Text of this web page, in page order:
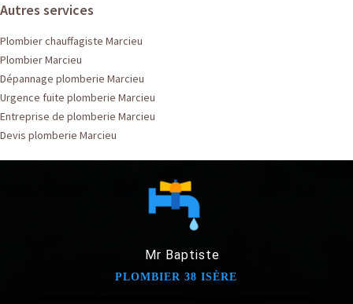
Autres services
Plombier chauffagiste Marcieu
Plombier Marcieu
Dépannage plomberie Marcieu
Urgence fuite plomberie Marcieu
Entreprise de plomberie Marcieu
Devis plomberie Marcieu
Mr Baptiste
PLOMBIER 38 ISÈRE